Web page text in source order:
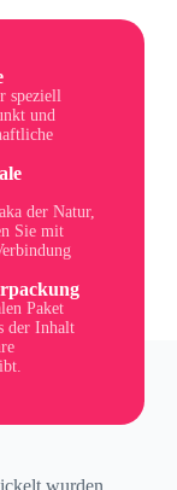
speziell
und
der Natur,
Sie mit
Paket
der Inhalt
wurden,